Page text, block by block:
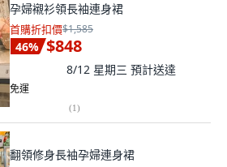
孕婦襯衫領長袖連身裙
首購折扣價$1,585
46% $848
8/12 星期三 預計送達
免運
(1)
翻領修身長袖孕婦連身裙